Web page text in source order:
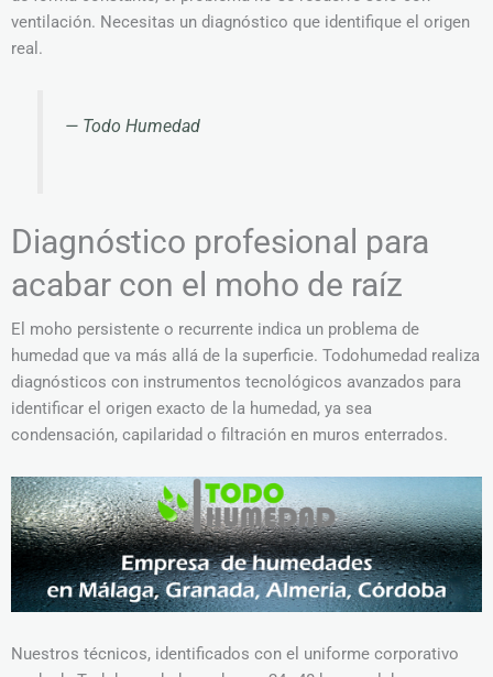
ventilación. Necesitas un diagnóstico que identifique el origen
real.
— Todo Humedad
Diagnóstico profesional para
acabar con el moho de raíz
El moho persistente o recurrente indica un problema de
humedad que va más allá de la superficie. Todohumedad realiza
diagnósticos con instrumentos tecnológicos avanzados para
identificar el origen exacto de la humedad, ya sea
condensación, capilaridad o filtración en muros enterrados.
Nuestros técnicos, identificados con el uniforme corporativo